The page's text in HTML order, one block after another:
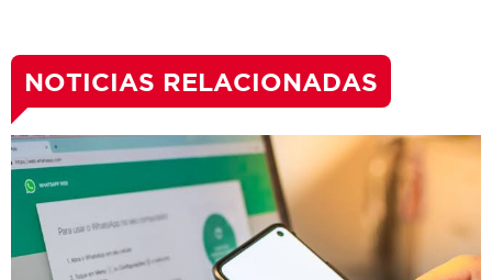
NOTICIAS RELACIONADAS